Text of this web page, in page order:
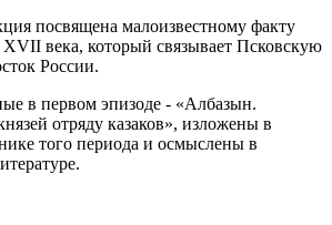
посвящена малоизвестному факту
века, который связывает Псковскую
России.
в первом эпизоде - «Албазын.
отряду казаков», изложены в
того периода и осмыслены в